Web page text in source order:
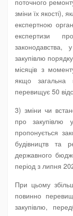
поточного
зміни їх якості),
експертною
експертизи
законодавства,
закупівлю
місяців з
якщо загальна
перевищує 50
3) зміни чи
про закупівлю
пропонується
будівництв та
державного
період з липня
При цьому
повинно
закупівлю,